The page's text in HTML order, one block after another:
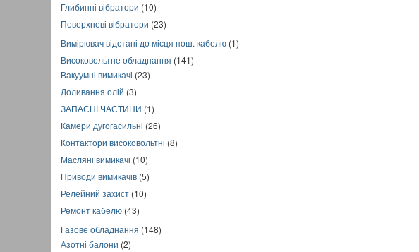
Глибинні вібратори (10)
Поверхневі вібратори (23)
Вимірювач відстані до місця пош. кабелю (1)
Високовольтне обладнання (141)
Вакуумні вимикачі (23)
Доливання олій (3)
ЗАПАСНІ ЧАСТИНИ (1)
Камери дугогасильні (26)
Контактори високовольтні (8)
Масляні вимикачі (10)
Приводи вимикачів (5)
Релейний захист (10)
Ремонт кабелю (43)
Газове обладнання (148)
Азотні балони (2)